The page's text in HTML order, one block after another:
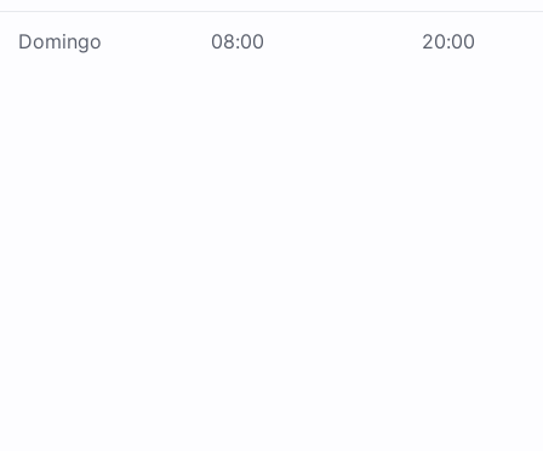
Domingo 08:00 20:00